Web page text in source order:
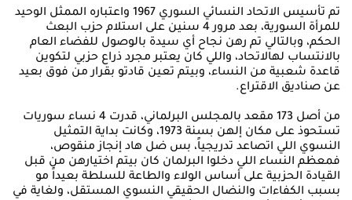
تم تأسيس الاتحاد النسائي السوري 1967 واعتباره الممثل الوحيد
للمرأة السورية، بعد مرور 4 سنين على استلام حزب البعث
الحكم، وبالتالي تم رهن نجاح أي سيدة بالوصول للفضاء العام
بالانتساب لهالاتحاد، واللي كان يعتبر مجرد ذراع حزبي لتكوين
قاعدة شعبية من النساء، وبيتم تعين قادتو بقرار من فوق بعيد
عن صناديق الاقتراع.
من أصل 173 مقعد بالمجلس البرلماني، قدرت 4 نساء سوريات
تستحوذ على مكان إلهن بسنة 1973، وكانت بداية التمثيل
النسوي اللي اتصاعد تدريجياً، بس ضل هاد إنجاز منقوص،
فمعظم النساء اللي دخلوا البرلمان كان بيتم اختيارهن من قبل
القيادة الحزبية على أساس الولاء والطاعة للسلطة بعيداً مو
بسبب الكفاءات والنضال الحقيقي النسوي المستقل، ولغاية في